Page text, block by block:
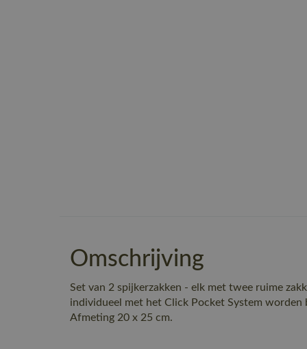
Omschrijving
Set van 2 spijkerzakken - elk met twee ruime
individueel met het Click Pocket System worden
Afmeting 20 x 25 cm.